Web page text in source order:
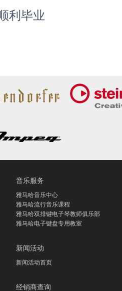
利毕业
音乐服务
雅马哈音乐中心
雅马哈流行音乐课程
雅马哈双排键电子琴教师俱乐部
雅马哈电子键盘专用教室
新闻活动
新闻活动首页
经销商查询